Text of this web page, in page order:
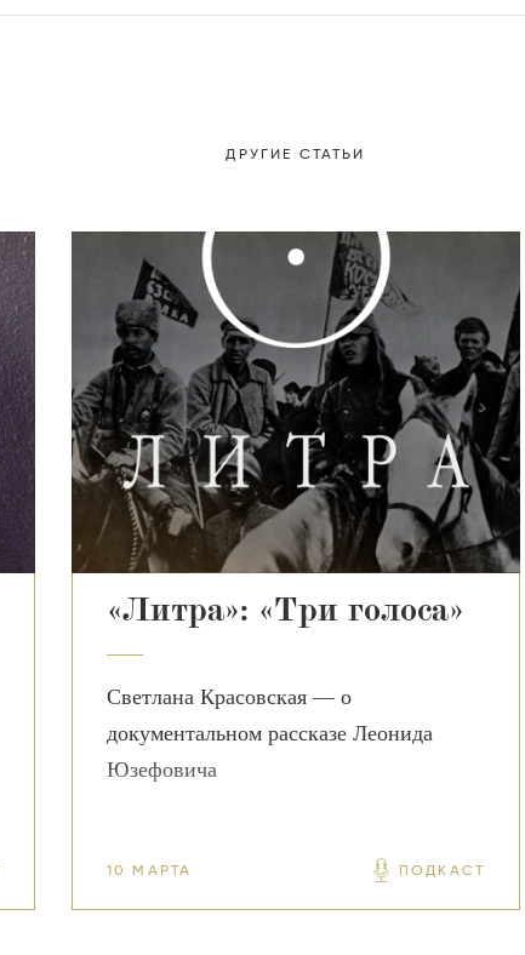
ДРУГИЕ СТАТЬИ
«Литра»: «Три голоса»
Светлана Красовская — о
документальном рассказе Леонида
Юзефовича
10 МАРТА ПОДКАСТ